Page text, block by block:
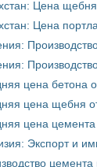
Цена
Цена
цена бетона
цена щебня
цена
Экспорт и